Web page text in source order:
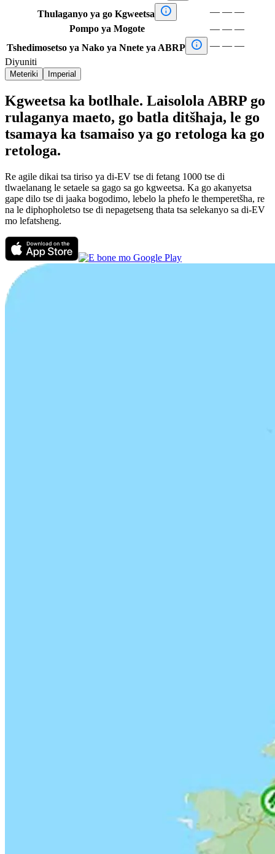
Thulaganyo ya go Kgweetsa  — — —
Pompo ya Mogote
— — —
Tshedimosetso ya Nako ya Nnete ya ABRP  — — —
Diyuniti
Meteriki Imperial
Kgweetsa ka botlhale. Laisolola ABRP go
rulaganya maeto, go batla ditšhaja, le go
tsamaya ka tsamaiso ya go retologa ka go
retologa.
Re agile dikai tsa tiriso ya di-EV tse di fetang 1000 tse di
tlwaelanang le setaele sa gago sa go kgweetsa. Ka go akanyetsa
gape dilo tse di jaaka bogodimo, lebelo la phefo le themperetšha, re
na le diphopholetso tse di nepagetseng thata tsa selekanyo sa di-EV
mo lefatsheng.